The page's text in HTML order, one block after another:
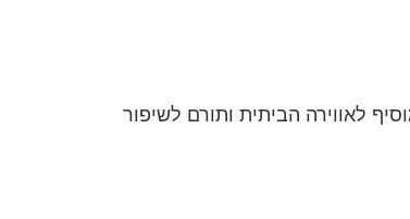
לאווירה הביתית ותורם לשיפור